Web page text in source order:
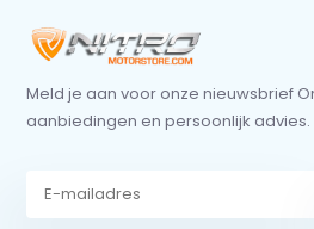
Meld je aan voor onze nieuwsbrief
aanbiedingen en persoonlijk advies.